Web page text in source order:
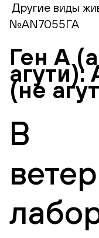
Другие виды
№AN7055ГА
Ген А
агути):
(не
В